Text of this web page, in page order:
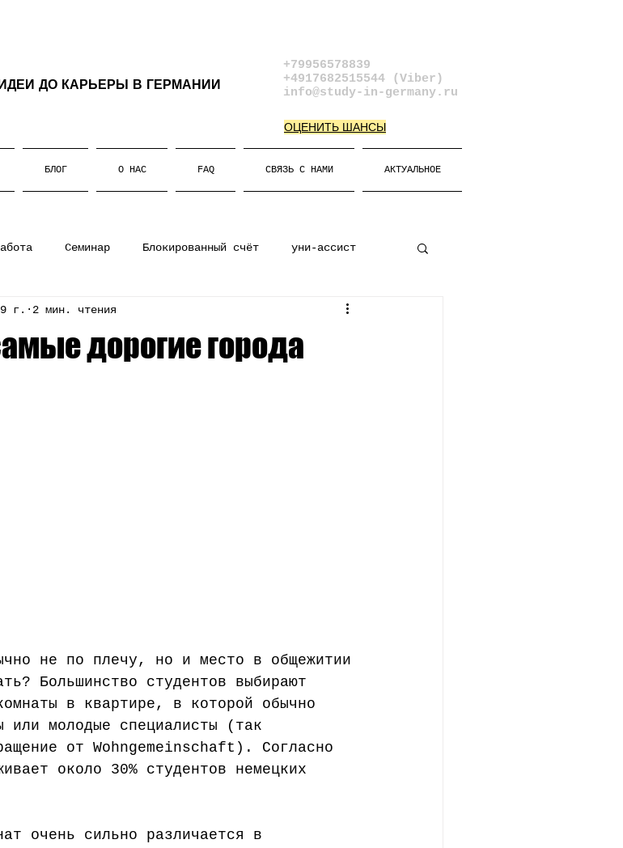
ДО КАРЬЕРЫ В ГЕРМАНИИ
+79956578839​
+4917682515544 (Viber)
info@study-in-germany.ru
ОЦЕНИТЬ ШАНСЫ
БЛОГ О НАС FAQ СВЯЗЬ С НАМИ АКТУАЛЬНОЕ
Семинар Блокированный счёт уни-ассист
Магистратура
дорогие города
г. 2 мин. чтения
не по плечу, но и место в общежитии
Большинство студентов выбирают
в квартире, в которой обычно
или молодые специалисты (так
от Wohngemeinschaft). Согласно
около 30% студентов немецких
очень сильно различается в